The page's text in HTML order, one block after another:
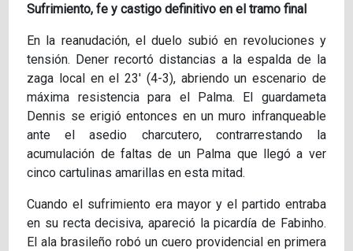
Sufrimiento, fe y castigo definitivo en el tramo final
En la reanudación, el duelo subió en revoluciones y
tensión. Dener recortó distancias a la espalda de la
zaga local en el 23' (4-3), abriendo un escenario de
máxima resistencia para el Palma. El guardameta
Dennis se erigió entonces en un muro infranqueable
ante el asedio charcutero, contrarrestando la
acumulación de faltas de un Palma que llegó a ver
cinco cartulinas amarillas en esta mitad.
Cuando el sufrimiento era mayor y el partido entraba
en su recta decisiva, apareció la picardía de Fabinho.
El ala brasileño robó un cuero providencial en primera